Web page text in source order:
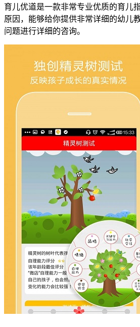
育儿优道是一款非常专业优质的育儿
原因，能够给你提供非常详细的幼儿
问题进行详细的咨询。